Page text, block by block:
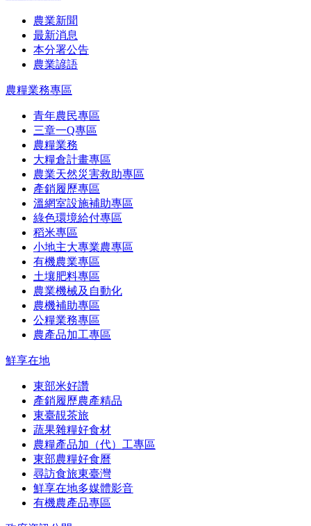
農業新聞
最新消息
本分署公告
農業諺語
農糧業務專區
青年農民專區
三章一Q專區
農糧業務
大糧倉計畫專區
農業天然災害救助專區
產銷履歷專區
溫網室設施補助專區
綠色環境給付專區
稻米專區
小地主大專業農專區
有機農業專區
土壤肥料專區
農業機械及自動化
農機補助專區
公糧業務專區
農產品加工專區
鮮享在地
東部米好讚
產銷履歷農產精品
東臺靚茶旅
蔬果雜糧好食材
農糧產品加（代）工專區
東部農糧好食曆
尋訪食旅東臺灣
鮮享在地多媒體影音
有機農產品專區